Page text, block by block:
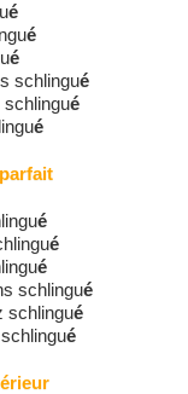
é
é
é
schlingué
é
é
é
é
é
schlingué
schlingué
é